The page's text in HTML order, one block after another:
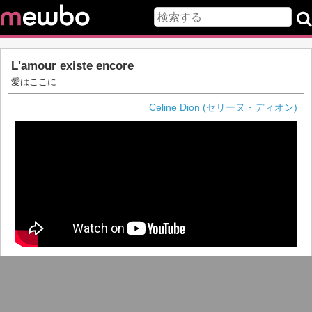
L'amour existe encore
愛はここに
Celine Dion (セリーヌ・ディオン)